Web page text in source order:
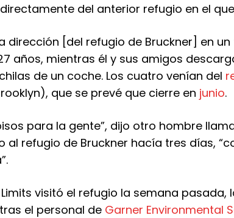
del anterior refugio en el
dirección [del refugio de Bruckner] en
años, mientras él y sus amigos
de un coche. Los cuatro venían del
que se prevé que cierre en junio.
para la gente”, dijo otro hombre
al refugio de Bruckner hacía tres días,
visitó el refugio la semana
el personal de Garner Environmental